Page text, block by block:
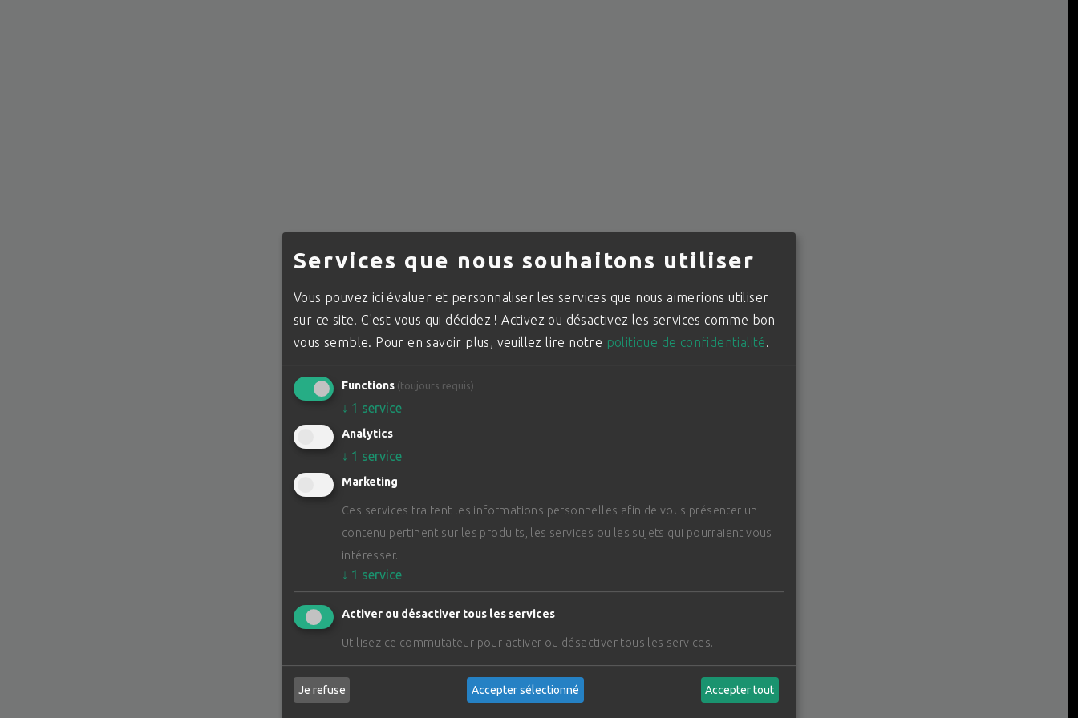
Services que nous souhaitons utiliser
Vous pouvez ici évaluer et personnaliser les services que nous aimerions utiliser
sur ce site. C'est vous qui décidez ! Activez ou désactivez les services comme bon
vous semble. Pour en savoir plus, veuillez lire notre politique de confidentialité.
Functions (toujours requis)
↓ 1 service
Analytics
↓ 1 service
Marketing
Ces services traitent les informations personnelles afin de vous présenter un
contenu pertinent sur les produits, les services ou les sujets qui pourraient vous
intéresser.
↓ 1 service
Activer ou désactiver tous les services
Utilisez ce commutateur pour activer ou désactiver tous les services.
Je refuse Accepter sélectionné Accepter tout